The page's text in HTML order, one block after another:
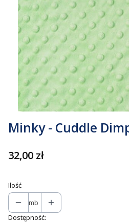
Minky - Cuddle
Cena
32,00 zł
Ilość
mb
Dostępność: